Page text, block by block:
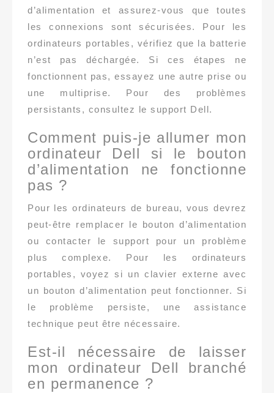
d’alimentation et assurez-vous que toutes
les connexions sont sécurisées. Pour les
ordinateurs portables, vérifiez que la batterie
n’est pas déchargée. Si ces étapes ne
fonctionnent pas, essayez une autre prise ou
une multiprise. Pour des problèmes
persistants, consultez le support Dell.
Comment puis-je allumer mon
ordinateur Dell si le bouton
d’alimentation ne fonctionne
pas ?
Pour les ordinateurs de bureau, vous devrez
peut-être remplacer le bouton d’alimentation
ou contacter le support pour un problème
plus complexe. Pour les ordinateurs
portables, voyez si un clavier externe avec
un bouton d’alimentation peut fonctionner. Si
le problème persiste, une assistance
technique peut être nécessaire.
Est-il nécessaire de laisser
mon ordinateur Dell branché
en permanence ?